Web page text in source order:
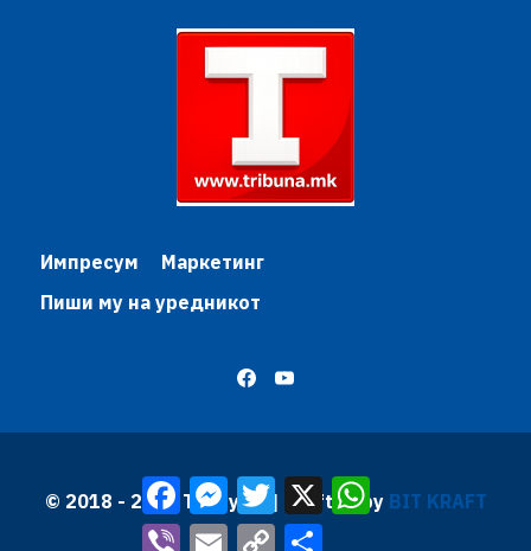
Импресум
Маркетинг
Пиши му на уредникот
© 2018 - 2026 Трибуна | Krafted by BIT KRAFT
FacebookMessenger
TwitterX
Viber
Email Copy